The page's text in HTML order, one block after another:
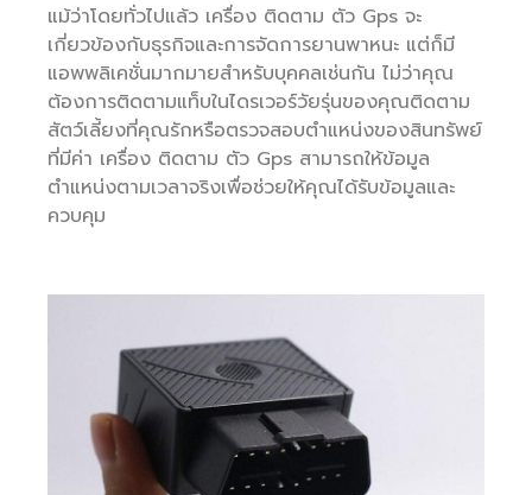
แม้ว่าโดยทั่วไปแล้ว เครื่อง ติดตาม ตัว Gps จะ
เกี่ยวข้องกับธุรกิจและการจัดการยานพาหนะ แต่ก็มี
แอพพลิเคชั่นมากมายสำหรับบุคคลเช่นกัน ไม่ว่าคุณ
ต้องการติดตามแท็บในไดรเวอร์วัยรุ่นของคุณติดตาม
สัตว์เลี้ยงที่คุณรักหรือตรวจสอบตำแหน่งของสินทรัพย์
ที่มีค่า เครื่อง ติดตาม ตัว Gps สามารถให้ข้อมูล
ตำแหน่งตามเวลาจริงเพื่อช่วยให้คุณได้รับข้อมูลและ
ควบคุม